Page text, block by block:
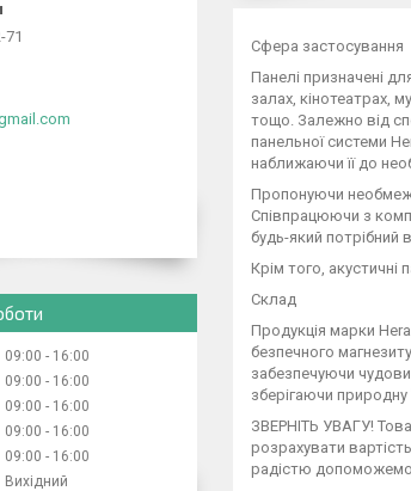
Сфера застосування
Панелі призначені
залах, кінотеатрах,
тощо. Залежно від
панельної системи
наближаючи її до
Пропонуючи
Співпрацюючи з
будь-який потрібний
Крім того, акустичні
Склад
Продукція марки
безпечного
забезпечуючи
зберігаючи
ЗВЕРНІТЬ УВАГУ!
розрахувати
радістю допоможемо
71
09:00
16:00
09:00
16:00
09:00
16:00
09:00
16:00
09:00
16:00
Вихідний